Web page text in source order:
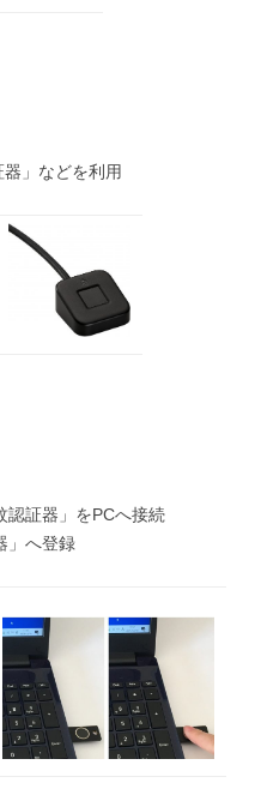
」などを利用
認証器」をPCへ接続
」へ登録